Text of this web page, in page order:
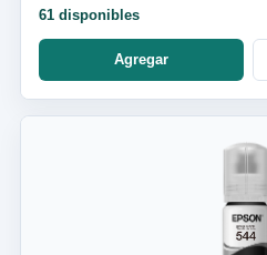
61 disponibles
Agregar